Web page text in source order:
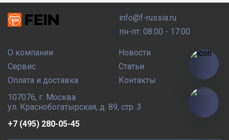
О компании
Сервис
Оплата и доставка
Новости
Статьи
Контакты
info@f-russia.ru
пн-пт: 08:00 - 17:00
107076, г. Москва
ул. Краснобогатырская, д. 89, стр. 3
+7 (495) 280-05-45